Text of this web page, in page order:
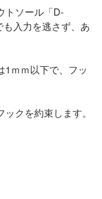
トソール「D-
入力を逃さず、あ
1ｍｍ以下で、フッ
クを約束します。